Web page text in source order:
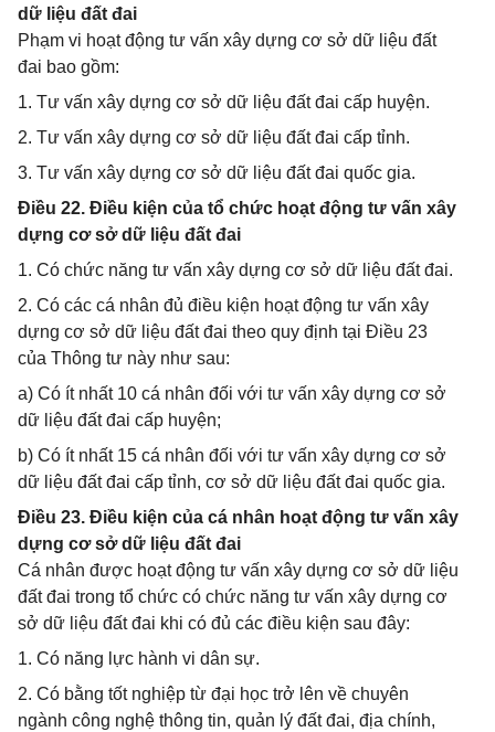
dữ liệu đất đai
Phạm vi hoạt động tư vấn xây dựng cơ sở dữ liệu đất
đai bao gồm:
1. Tư vấn xây dựng cơ sở dữ liệu đất đai cấp huyện.
2. Tư vấn xây dựng cơ sở dữ liệu đất đai cấp tỉnh.
3. Tư vấn xây dựng cơ sở dữ liệu đất đai quốc gia.
Điều 22. Điều kiện của tổ chức hoạt động tư vấn xây
dựng cơ sở dữ liệu đất đai
1. Có chức năng tư vấn xây dựng cơ sở dữ liệu đất đai.
2. Có các cá nhân đủ điều kiện hoạt động tư vấn xây
dựng cơ sở dữ liệu đất đai theo quy định tại Điều 23
của Thông tư này như sau:
a) Có ít nhất 10 cá nhân đối với tư vấn xây dựng cơ sở
dữ liệu đất đai cấp huyện;
b) Có ít nhất 15 cá nhân đối với tư vấn xây dựng cơ sở
dữ liệu đất đai cấp tỉnh, cơ sở dữ liệu đất đai quốc gia.
Điều 23. Điều kiện của cá nhân hoạt động tư vấn xây
dựng cơ sở dữ liệu đất đai
Cá nhân được hoạt động tư vấn xây dựng cơ sở dữ liệu
đất đai trong tổ chức có chức năng tư vấn xây dựng cơ
sở dữ liệu đất đai khi có đủ các điều kiện sau đây:
1. Có năng lực hành vi dân sự.
2. Có bằng tốt nghiệp từ đại học trở lên về chuyên
ngành công nghệ thông tin, quản lý đất đai, địa chính,